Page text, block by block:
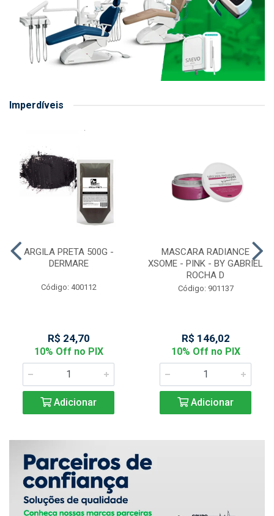
Imperdíveis
ARGILA PRETA 500G -
DERMARE
Código: 400112
R$ 24,70
10% Off no PIX
Adicionar
MASCARA RADIANCE
XSOME - PINK - BY GABRIEL
ROCHA D
Código: 901137
R$ 146,02
10% Off no PIX
Adicionar